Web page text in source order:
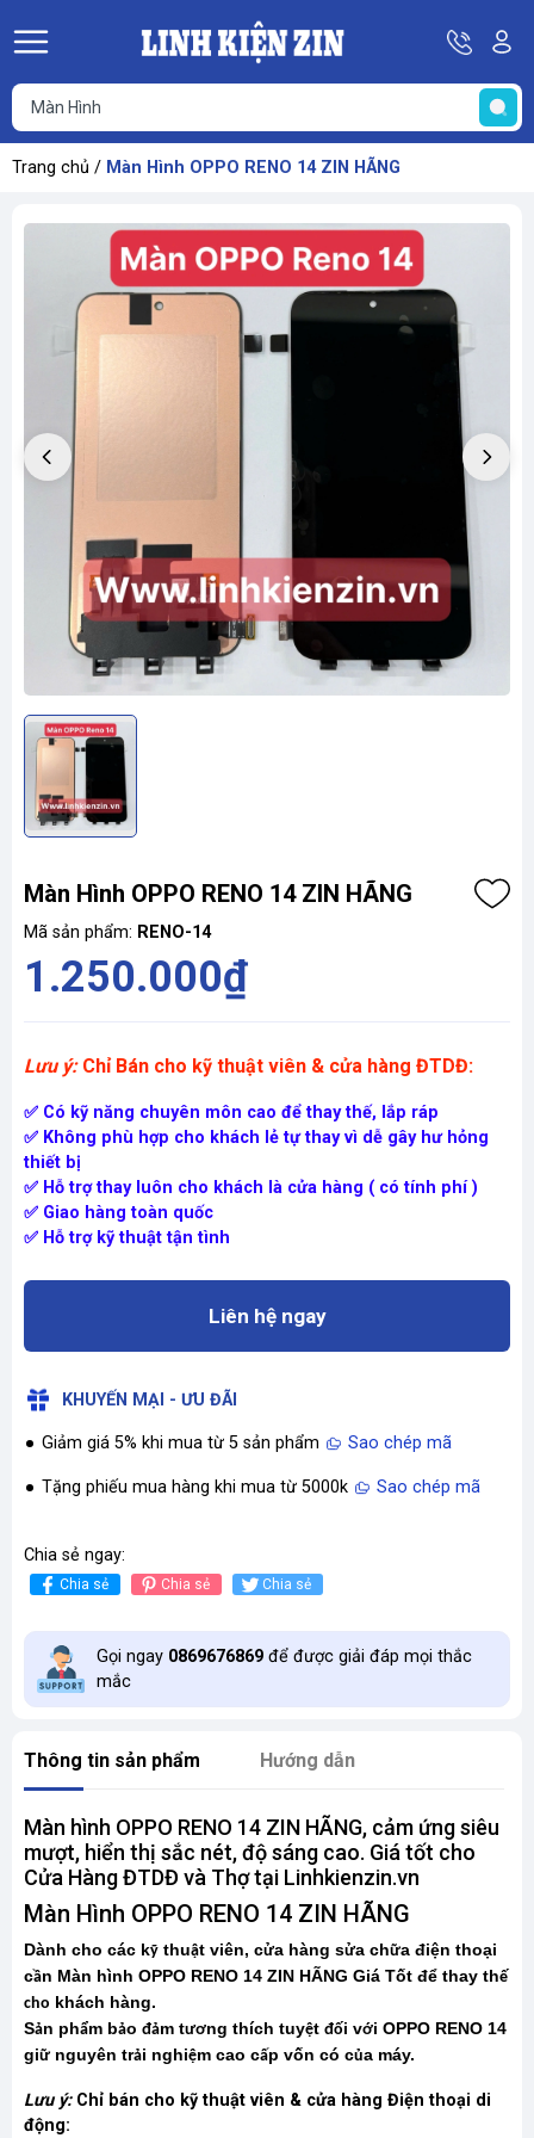
Hotline
08
69
67
68
Trang chủ / Màn Hình OPPO RENO 14 ZIN HÃNG
Màn Hình OPPO RENO 14 ZIN HÃNG
Mã sản phẩm: RENO-14
1.250.000₫
Lưu ý: Chỉ Bán cho kỹ thuật viên & cửa hàng ĐTDĐ:
✅ Có kỹ năng chuyên môn cao để thay thế, lắp ráp
✅ Không phù hợp cho khách lẻ tự thay vì dễ gây hư hỏng
thiết bị
✅ Hỗ trợ thay luôn cho khách là cửa hàng ( có tính phí )
✅ Giao hàng toàn quốc
✅ Hỗ trợ kỹ thuật tận tình
Liên hệ ngay
KHUYẾN MẠI - ƯU ĐÃI
Giảm giá 5% khi mua từ 5 sản phẩm Sao chép mã
Tặng phiếu mua hàng khi mua từ 5000k Sao chép mã
Chia sẻ ngay:
Chia sẻ Chia sẻ Chia sẻ
Gọi ngay 0869676869 để được giải đáp mọi thắc
mắc
Thông tin sản phẩm Hướng dẫn
Màn hình OPPO RENO 14 ZIN HÃNG, cảm ứng siêu
mượt, hiển thị sắc nét, độ sáng cao. Giá tốt cho
Cửa Hàng ĐTDĐ và Thợ tại Linhkienzin.vn
Màn Hình OPPO RENO 14 ZIN HÃNG
Dành cho các kỹ thuật viên, cửa hàng sửa chữa điện thoại
cần Màn hình OPPO RENO 14 ZIN HÃNG Giá Tốt để thay thế
cho khách hàng.
Sản phẩm bảo đảm tương thích tuyệt đối với OPPO RENO 14
giữ nguyên trải nghiệm cao cấp vốn có của máy.
Lưu ý: Chỉ bán cho kỹ thuật viên & cửa hàng Điện thoại di
động: